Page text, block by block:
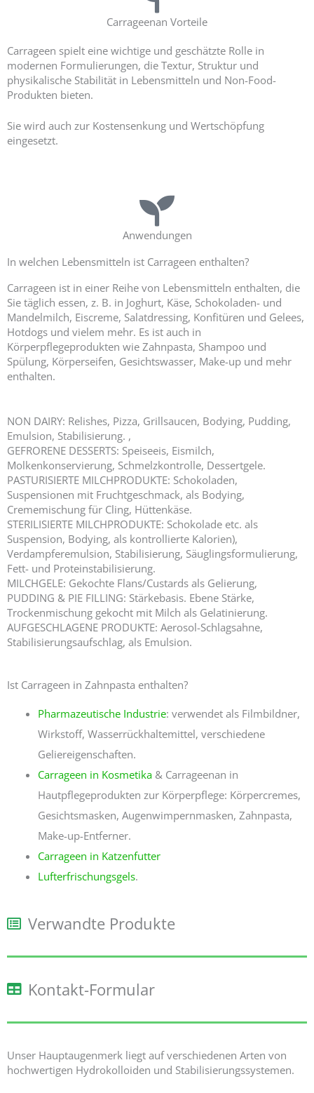
Carrageenan Vorteile
Carrageen spielt eine wichtige und geschätzte Rolle in
modernen Formulierungen, die Textur, Struktur und
physikalische Stabilität in Lebensmitteln und Non-Food-
Produkten bieten.
Sie wird auch zur Kostensenkung und Wertschöpfung
eingesetzt.
Anwendungen
In welchen Lebensmitteln ist Carrageen enthalten?
Carrageen ist in einer Reihe von Lebensmitteln enthalten, die
Sie täglich essen, z. B. in Joghurt, Käse, Schokoladen- und
Mandelmilch, Eiscreme, Salatdressing, Konfitüren und Gelees,
Hotdogs und vielem mehr. Es ist auch in
Körperpflegeprodukten wie Zahnpasta, Shampoo und
Spülung, Körperseifen, Gesichtswasser, Make-up und mehr
enthalten.
NON DAIRY: Relishes, Pizza, Grillsaucen, Bodying, Pudding,
Emulsion, Stabilisierung. ,
GEFRORENE DESSERTS: Speiseeis, Eismilch,
Molkenkonservierung, Schmelzkontrolle, Dessertgele.
PASTURISIERTE MILCHPRODUKTE: Schokoladen,
Suspensionen mit Fruchtgeschmack, als Bodying,
Crememischung für Cling, Hüttenkäse.
STERILISIERTE MILCHPRODUKTE: Schokolade etc. als
Suspension, Bodying, als kontrollierte Kalorien),
Verdampferemulsion, Stabilisierung, Säuglingsformulierung,
Fett- und Proteinstabilisierung.
MILCHGELE: Gekochte Flans/Custards als Gelierung,
PUDDING & PIE FILLING: Stärkebasis. Ebene Stärke,
Trockenmischung gekocht mit Milch als Gelatinierung.
AUFGESCHLAGENE PRODUKTE: Aerosol-Schlagsahne,
Stabilisierungsaufschlag, als Emulsion.
Ist Carrageen in Zahnpasta enthalten?
Pharmazeutische Industrie: verwendet als Filmbildner,
Wirkstoff, Wasserrückhaltemittel, verschiedene
Geliereigenschaften.
Carrageen in Kosmetika& Carrageenan in
Hautpflegeprodukten zur Körperpflege: Körpercremes,
Gesichtsmasken, Augenwimpernmasken, Zahnpasta,
Make-up-Entferner.
Carrageen in Katzenfutter
Lufterfrischungsgels.
Verwandte Produkte
Kontakt-Formular
Unser Hauptaugenmerk liegt auf verschiedenen Arten von
hochwertigen Hydrokolloiden und Stabilisierungssystemen.